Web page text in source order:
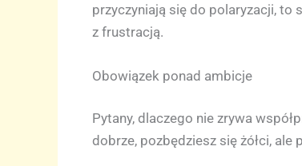
przyczyniają się do polaryzacji, to
z frustracją.
Obowiązek ponad ambicje
Pytany, dlaczego nie zrywa
dobrze, pozbędziesz się żółci, ale